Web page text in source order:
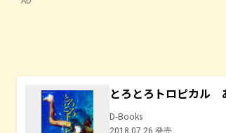
とろとろトロピカル
D-Books
2018.07.26 発売